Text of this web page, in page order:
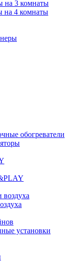
на 3 комнаты
на 4 комнаты
обогреватели
установки